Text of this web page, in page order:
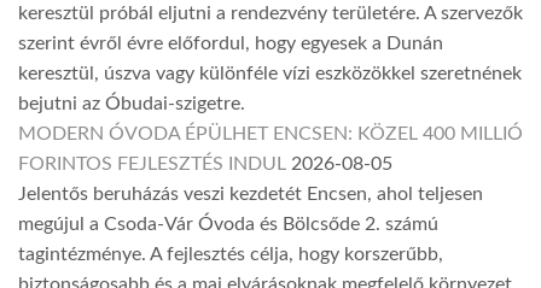
keresztül próbál eljutni a rendezvény területére. A szervezők
szerint évről évre előfordul, hogy egyesek a Dunán
keresztül, úszva vagy különféle vízi eszközökkel szeretnének
bejutni az Óbudai-szigetre.
MODERN ÓVODA ÉPÜLHET ENCSEN: KÖZEL 400 MILLIÓ
FORINTOS FEJLESZTÉS INDUL 2026-08-05
Jelentős beruházás veszi kezdetét Encsen, ahol teljesen
megújul a Csoda-Vár Óvoda és Bölcsőde 2. számú
tagintézménye. A fejlesztés célja, hogy korszerűbb,
biztonságosabb és a mai elvárásoknak megfelelő környezet